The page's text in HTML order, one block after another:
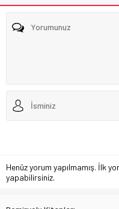
Henüz yorum yapılmamış. İlk
yapabilirsiniz.